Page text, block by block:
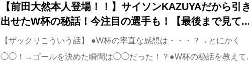
【前田大然本人登場！！】サイソンKAZUYAだから引
出せたW杯の秘話！今注目の選手も！【最後まで見て
【ザックリこういう話】 ●W杯の率直な感想は・・・？→とにかく
◯◯！→ゴールを決めた瞬間は◯◯だった！？●W杯の秘話を教えて